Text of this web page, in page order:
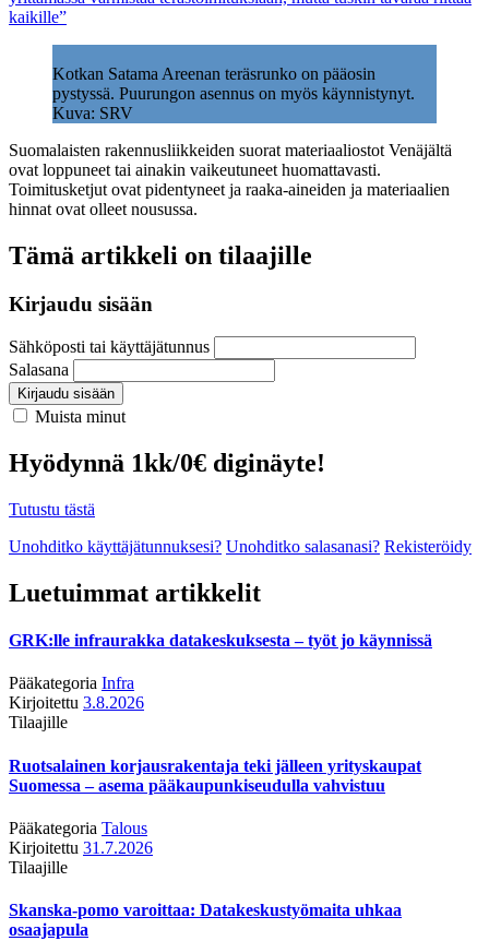
kaikille”
Kotkan Satama Areenan teräsrunko on pääosin
pystyssä. Puurungon asennus on myös käynnistynyt.
Kuva: SRV
Suomalaisten rakennusliikkeiden suorat materiaaliostot Venäjältä
ovat loppuneet tai ainakin vaikeutuneet huomattavasti.
Toimitusketjut ovat pidentyneet ja raaka-aineiden ja materiaalien
hinnat ovat olleet nousussa.
Tämä artikkeli on tilaajille
Kirjaudu sisään
Sähköposti tai käyttäjätunnus
Salasana
Kirjaudu sisään
Muista minut
Hyödynnä 1kk/0€ diginäyte!
Tutustu tästä
Unohditko käyttäjätunnuksesi? Unohditko salasanasi? Rekisteröidy
Luetuimmat artikkelit
GRK:lle infraurakka datakeskuksesta – työt jo käynnissä
Pääkategoria Infra
Kirjoitettu 3.8.2026
Tilaajille
Ruotsalainen korjausrakentaja teki jälleen yrityskaupat
Suomessa – asema pääkaupunkiseudulla vahvistuu
Pääkategoria Talous
Kirjoitettu 31.7.2026
Tilaajille
Skanska-pomo varoittaa: Datakeskustyömaita uhkaa
osaajapula